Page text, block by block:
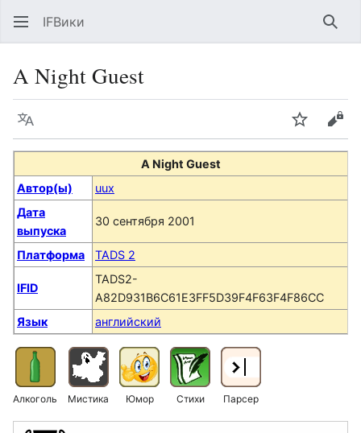
IFВики
A Night Guest
Язык Следить
A Night Guest
Автор(ы)
uux
Дата
выпуска
30 сентября 2001
Платформа TADS 2
IFID
TADS2-
A82D931B6C61E3FF5D39F4F63F4F86CC
Язык
английский
Алкоголь Мистика Юмор Стихи Парсер